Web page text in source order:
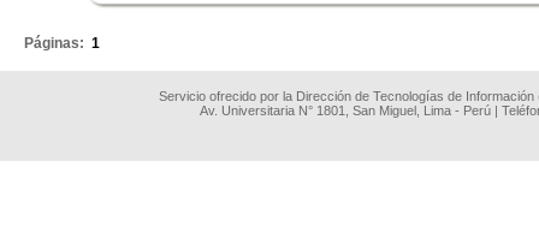
Páginas: 1
Servicio ofrecido por la Dirección de Tecnologías de
Av. Universitaria N° 1801, San Miguel, Lima - Perú |